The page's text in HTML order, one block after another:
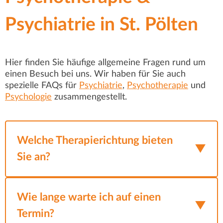
Psychiatrie in St. Pölten
Hier finden Sie häufige allgemeine Fragen rund um
einen Besuch bei uns. Wir haben für Sie auch
spezielle FAQs für Psychiatrie, Psychotherapie und
Psychologie zusammengestellt.
Welche Therapierichtung bieten
Sie an?
Behandlungsmethoden ein – individuell auf
und gemeinsam mit dem Patienten
Wie lange warte ich auf einen
Termin?